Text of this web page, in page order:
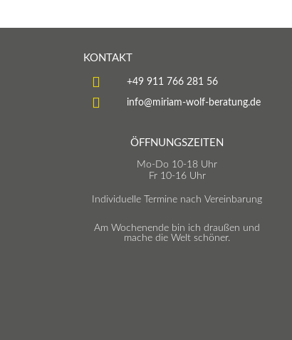
KONTAKT
+49 911 766 281 56
info@miriam-wolf-beratung.de
ÖFFNUNGSZEITEN
Mo-Do 10-18 Uhr
Fr 10-16 Uhr
Individuelle Termine nach Vereinbarung
Am Wochenende bin ich draußen und
mache die Welt schöner.